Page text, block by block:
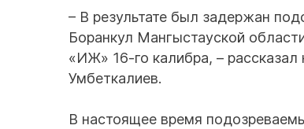
– В результате был задержан
Боранкул Мангыстауской
«ИЖ» 16-го калибра, –
Умбеткалиев.
В настоящее время